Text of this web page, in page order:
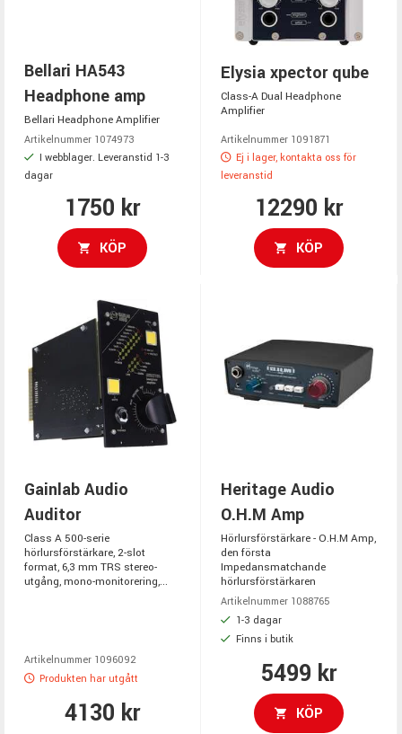
Bellari HA543
Headphone amp
Bellari Headphone Amplifier
Artikelnummer 1074973
I webblager. Leveranstid 1-3
dagar
1750 kr
KÖP
Elysia xpector qube
Class-A Dual Headphone
Amplifier
Artikelnummer 1091871
Ej i lager, kontakta oss för
leveranstid
12290 kr
KÖP
Gainlab Audio
Auditor
Class A 500-serie
hörlursförstärkare, 2-slot
format, 6,3 mm TRS stereo-
utgång, mono-monitorering,...
Artikelnummer 1096092
Produkten har utgått
4130 kr
Heritage Audio
O.H.M Amp
Hörlursförstärkare - O.H.M Amp,
den första
Impedansmatchande
hörlursförstärkaren
Artikelnummer 1088765
1-3 dagar
Finns i butik
5499 kr
KÖP